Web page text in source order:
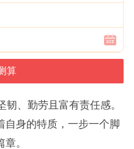
韧、勤劳且富有责任感。
自身的特质，一步一个脚
。